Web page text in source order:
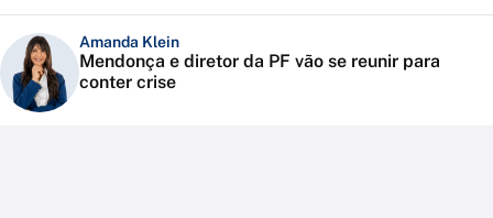
Amanda Klein
Mendonça e diretor da PF vão se reunir para
conter crise